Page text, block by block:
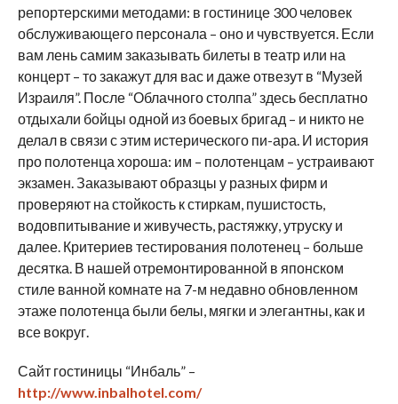
репортерскими методами: в гостинице 300 человек
обслуживающего персонала – оно и чувствуется. Если
вам лень самим заказывать билеты в театр или на
концерт – то закажут для вас и даже отвезут в “Музей
Израиля”. После “Облачного столпа” здесь бесплатно
отдыхали бойцы одной из боевых бригад – и никто не
делал в связи с этим истерического пи-ара. И история
про полотенца хороша: им – полотенцам – устраивают
экзамен. Заказывают образцы у разных фирм и
проверяют на стойкость к стиркам, пушистость,
водовпитывание и живучесть, растяжку, утруску и
далее. Критериев тестирования полотенец – больше
десятка. В нашей отремонтированной в японском
стиле ванной комнате на 7-м недавно обновленном
этаже полотенца были белы, мягки и элегантны, как и
все вокруг.
Сайт гостиницы “Инбаль” –
http://www.inbalhotel.com/